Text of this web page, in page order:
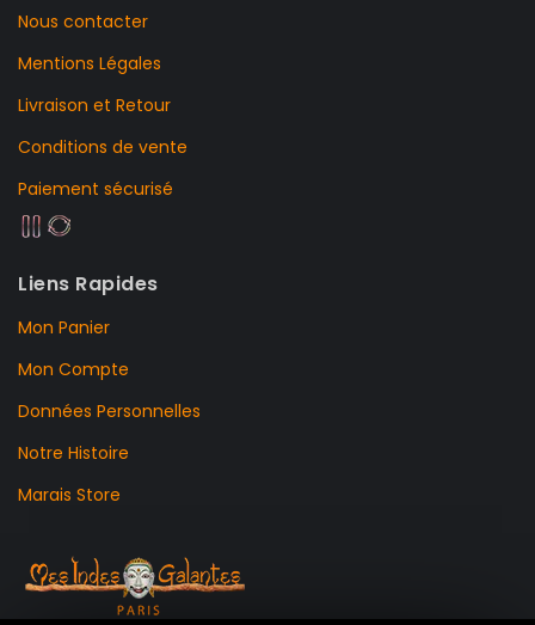
Nous contacter
Mentions Légales
Livraison et Retour
Conditions de vente
Paiement sécurisé
Liens Rapides
Mon Panier
Mon Compte
Données Personnelles
Notre Histoire
Marais Store